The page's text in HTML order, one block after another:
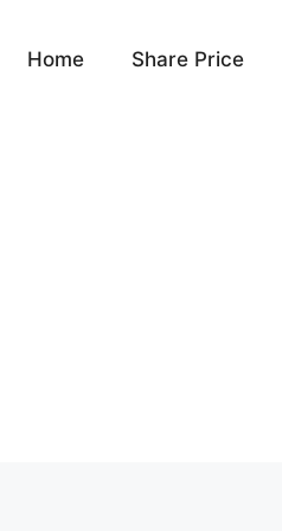
Home Share Price